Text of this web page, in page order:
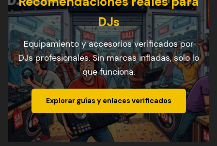
DJs
Equipamiento y accesorios verificados por
DJs profesionales. Sin marcas infladas, solo lo
que funciona.
Explorar guías y enlaces verificados